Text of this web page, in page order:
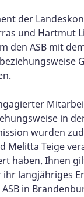
der
und Hartmut
den ASB mit
in
wurden
Melitta Teige
haben. Ihnen
langjähriges
in